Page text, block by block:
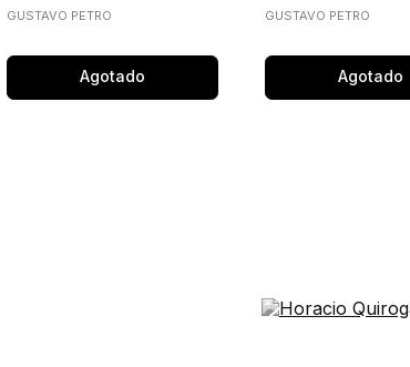
GUSTAVO PETRO
Agotado
GUSTAVO PETRO
Agotado